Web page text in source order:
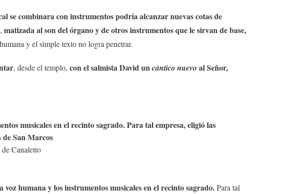
se combinara con instrumentos podría alcanzar nuevas cotas de
matizada al son del órgano y de otros instrumentos que le sirvan de base,
y el simple texto no logra penetrar.
, desde el templo, con el salmista David uncántico nuevo al Señor,
musicales en el recinto sagrado. Para tal empresa, eligió las
de San Marcos
Canaletto
humana y los instrumentos musicales en el recinto sagrado.Para tal